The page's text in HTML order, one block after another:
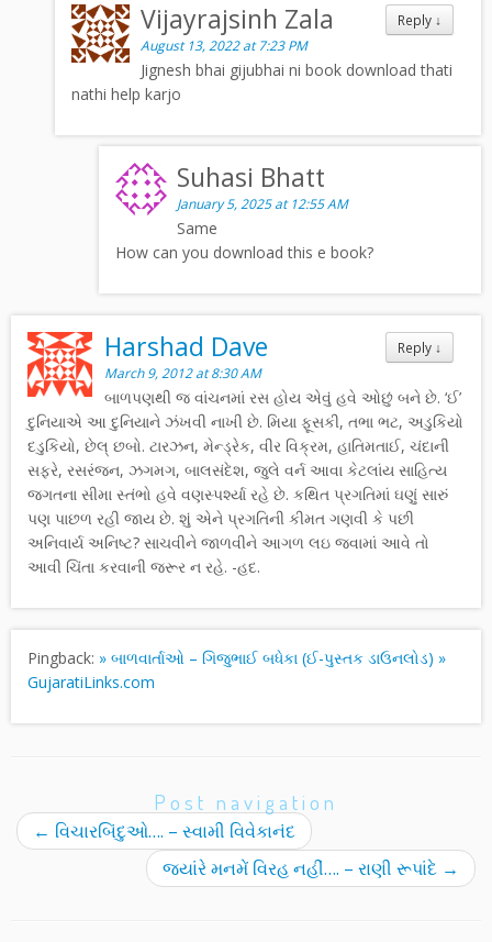
Reply ↓
Vijayrajsinh Zala
August 13, 2022 at 7:23 PM
Jignesh bhai gijubhai ni book download thati
nathi help karjo
Suhasi Bhatt
January 5, 2025 at 12:55 AM
Same
How can you download this e book?
Reply ↓
Harshad Dave
March 9, 2012 at 8:30 AM
બાળપણથી જ વાંચનમાં રસ હોય એવું હવે ઓછું બને છે. ‘ઈ’
દુનિયાએ આ દુનિયાને ઝંખવી નાખી છે. મિયા ફૂસકી, તભા ભટ, અડુકિયો
દડુકિયો, છેલ્ છબો. ટારઝન, મેન્ડ્રેક, વીર વિક્રમ, હાતિમતાઈ, ચંદાની
સફરે, રસરંજન, ઝગમગ, બાલસંદેશ, જુલે વર્ન આવા કેટલાંય સાહિત્ય
જગતના સીમા સ્તંભો હવે વણસ્પર્શ્યા રહે છે. કથિત પ્રગતિમાં ઘણું સારું
પણ પાછળ રહી જાય છે. શું એને પ્રગતિની કીમત ગણવી કે પછી
અનિવાર્ય અનિષ્ટ? સાચવીને જાળવીને આગળ લઇ જવામાં આવે તો
આવી ચિંતા કરવાની જરૂર ન રહે. -હદ.
Pingback: » બાળવાર્તાઓ – ગિજુભાઈ બધેકા (ઈ-પુસ્તક ડાઉનલોડ) »
GujaratiLinks.com
Post navigation
← વિચારબિંદુઓ…. – સ્વામી વિવેકાનંદ
જ્યાંરે મનમેં વિરહ નહીં…. – રાણી રૂપાંદે →